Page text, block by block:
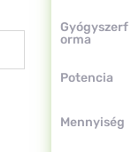
Gyógyszerf
orma
Potencia
Mennyiség